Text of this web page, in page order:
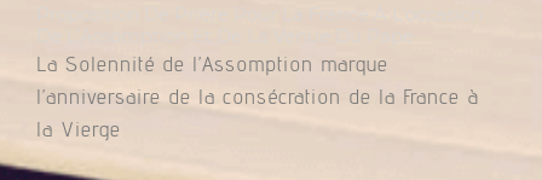
La Solennité de l’Assomption marque
l’anniversaire de la consécration de la France à
la Vierge